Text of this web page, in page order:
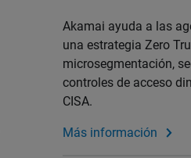
Akamai ayuda a las
una estrategia Zero
microsegmentación,
controles de acceso
CISA.
Más información